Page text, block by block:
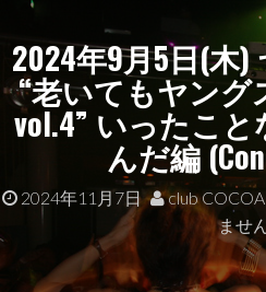
2024年9月5日(木
“老いてもヤング
vol.4” いったこ
んだ編
2024年11月7日 club COCOA
ません